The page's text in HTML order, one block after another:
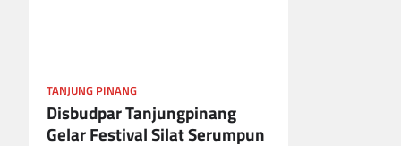
TANJUNG PINANG
Disbudpar Tanjungpinang
Gelar Festival Silat Serumpun